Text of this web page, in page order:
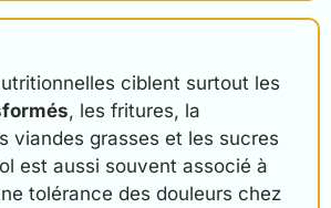
ciblent surtout les
, les fritures, la
viandes grasses et les sucres
est aussi souvent associé à
tolérance des douleurs chez